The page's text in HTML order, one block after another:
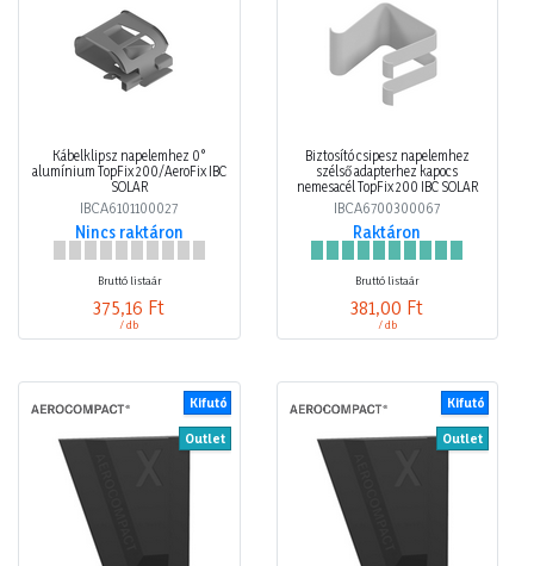
Kábelklipsz napelemhez 0°
alumínium TopFix 200/AeroFix IBC
SOLAR
IBCA6101100027
Nincs raktáron
Bruttó listaár
375,16 Ft
/ db
Biztosító csipesz napelemhez
szélső adapterhez kapocs
nemesacél TopFix 200 IBC SOLAR
IBCA6700300067
Raktáron
Bruttó listaár
381,00 Ft
/ db
Kifutó
Outlet
Kifutó
Outlet